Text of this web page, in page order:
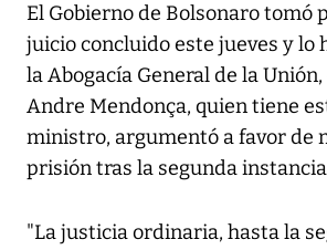
El Gobierno de Bolsonaro tomó
juicio concluido este jueves y lo
la Abogacía General de la
Andre Mendonça, quien tiene
ministro, argumentó a favor de
prisión tras la segunda
"La justicia ordinaria, hasta la